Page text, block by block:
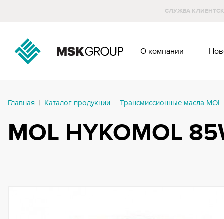
CЛУЖБА
О компании
Главная | Каталог продукции | Трансмиссионные масла MOL
MOL HYKOMOL